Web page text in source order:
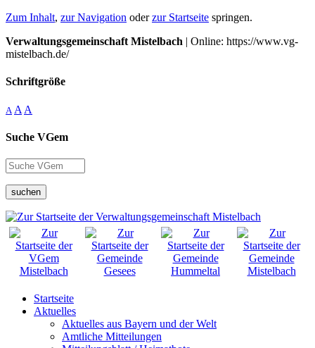
Zum Inhalt, zur Navigation oderzur Startseite springen.
Verwaltungsgemeinschaft Mistelbach | Online: https://www.vg-
mistelbach.de/
Schriftgröße
A A A
Suche VGem
suchen
Startseite
Aktuelles
Aktuelles aus Bayern und der Welt
Amtliche Mitteilungen